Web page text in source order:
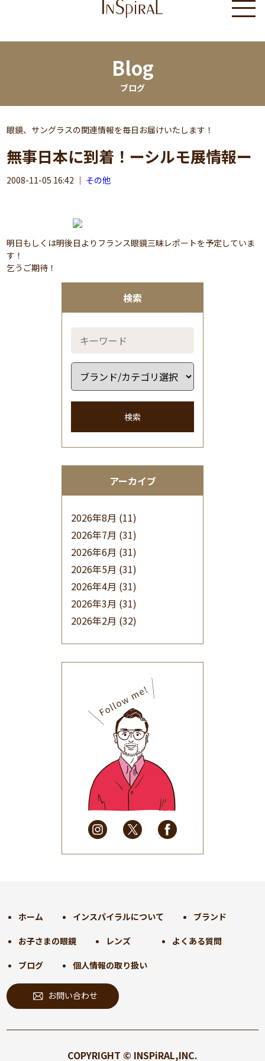
Blog
ブログ
検索
検索
アーカイブ
2026年8月 (11)
2026年7月 (31)
2026年6月 (31)
2026年5月 (31)
2026年4月 (31)
2026年3月 (31)
2026年2月 (32)
(32)
2025年9月(30)
2025年8月(31)
2025年7月(37)
2025年6月(48)
2025年5月
(41)
2025年4月
(32)
2025年3月(31)
2025年2月
(28)
2025年1月
(34)
2024年9月(30)
2024年7月(31)
2024年6月(30)
2024年5月
2024年4月 (32)
2024年2月(31)
2024年1月(45)
眼鏡、サングラスの関連情報を毎日お届けいたします！
無事日本に到着！ーシルモ展情報ー
2008-11-05 16:42 ｜ その他
明日もしくは明後日よりフランス眼鏡三昧レポートを予定していま
す！
乞うご期待！
ホーム インスパイラルについて ブランド
お子さまの眼鏡 レンズ よくある質問
ブログ 個人情報の取り扱い
お問い合わせ
COPYRIGHT © INSPiRAL,INC.